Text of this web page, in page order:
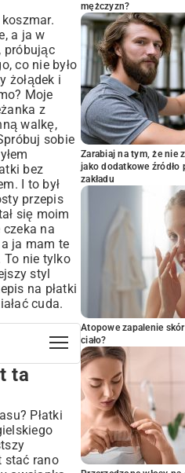
a ja w
próbując
co nie było
żołądek i
Moje
z
walkę,
sobie
bez
I to był
przepis
się moim
na
ja mam te
To nie tylko
styl
na płatki
cuda.
Owsiane
Prościej Się
ta
Płatki
stać rano
mężczyzn?
Zarabiaj na tym, że nie
jako dodatkowe
zakładu
Atopowe zapalenie
ciało?